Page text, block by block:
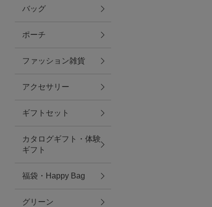
グリーン
バス＆ビューティー
バス＆ビューティー
タオル
ウエア＆バッグ
ウエア
レイングッズ
アクセサリー
バッグ
ポーチ
ファッション雑貨
アクセサリー
ギフトセット
カタログギフト・体験
ギフト
福袋・Happy Bag
グリーン